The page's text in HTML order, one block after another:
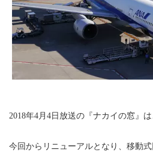
2018年4月4日放送の『ナカイの窓』
今回からリニューアルとなり、移動